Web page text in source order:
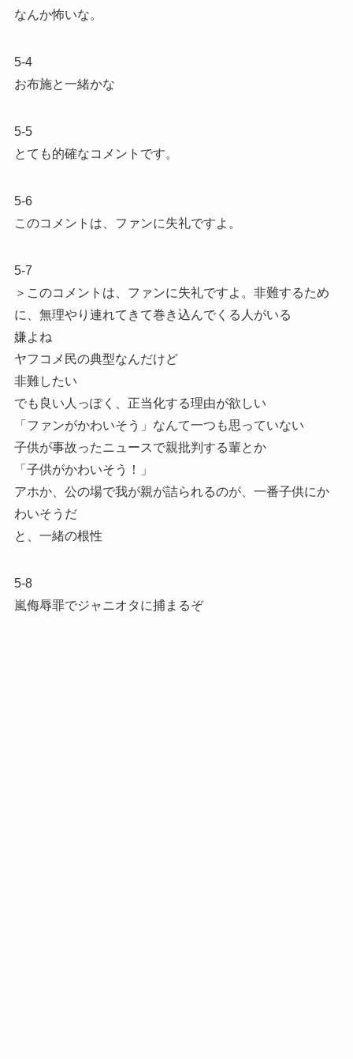
なんか怖いな。
5-4
お布施と一緒かな
5-5
とても的確なコメントです。
5-6
このコメントは、ファンに失礼ですよ。
5-7
＞このコメントは、ファンに失礼ですよ。非難するため
に、無理やり連れてきて巻き込んでくる人がいる
嫌よね
ヤフコメ民の典型なんだけど
非難したい
でも良い人っぽく、正当化する理由が欲しい
「ファンがかわいそう」なんて一つも思っていない
子供が事故ったニュースで親批判する輩とか
「子供がかわいそう！」
アホか、公の場で我が親が詰られるのが、一番子供にか
わいそうだ
と、一緒の根性
5-8
嵐侮辱罪でジャニオタに捕まるぞ